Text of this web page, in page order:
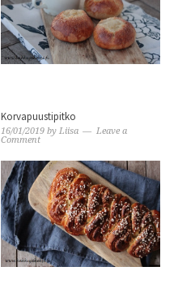
Korvapuustipitko
16/01/2019 byLiisa
Leave a
Comment